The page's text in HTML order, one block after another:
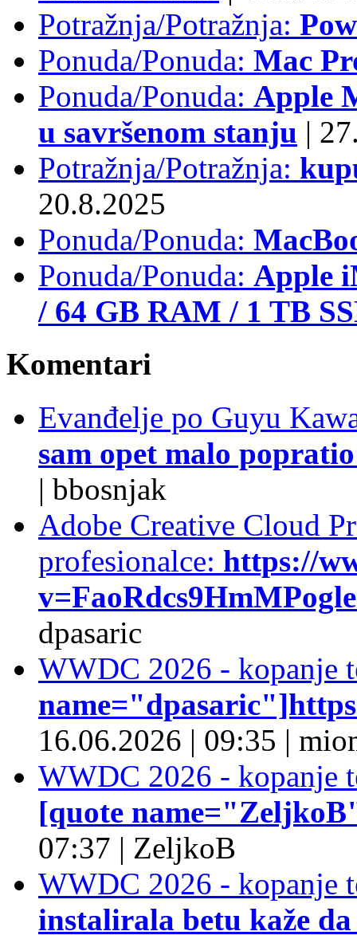
Potražnja/Potražnja:
Ponuda/Ponuda: Mac
Ponuda/Ponuda: Apple
u savršenom stanju |
Potražnja/Potražnja:
20.8.2025
Ponuda/Ponuda:
Ponuda/Ponuda: Apple
/ 64 GB RAM / 1 TB
Komentari
Evanđelje po Guyu
sam opet malo
| bbosnjak
Adobe Creative Cloud
profesionalce: https://
dpasaric
WWDC 2026 - kopanje
16.06.2026 | 09:35 |
WWDC 2026 - kopanje
[quote
07:37 | ZeljkoB
WWDC 2026 - kopanje
instalirala betu kaže